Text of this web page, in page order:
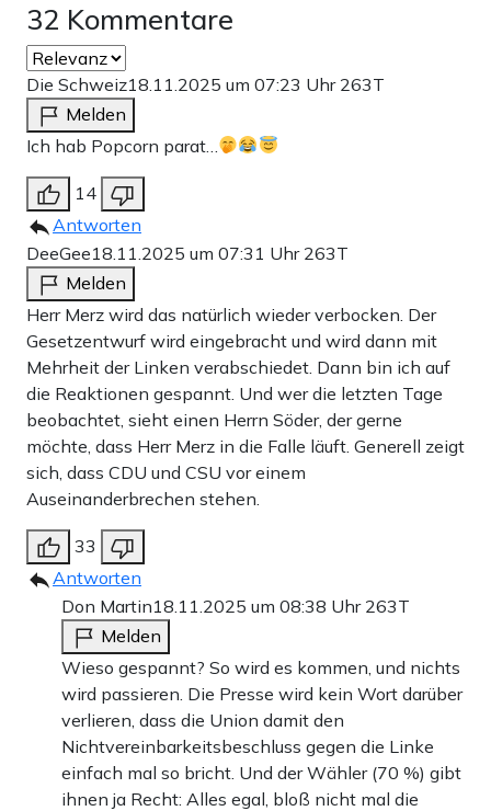
32 Kommentare
Die Schweiz18.11.2025 um 07:23 Uhr 263T
Melden
Ich hab Popcorn parat…
14
Antworten
DeeGee18.11.2025 um 07:31 Uhr 263T
Melden
Herr Merz wird das natürlich wieder verbocken. Der
Gesetzentwurf wird eingebracht und wird dann mit
Mehrheit der Linken verabschiedet. Dann bin ich auf
die Reaktionen gespannt. Und wer die letzten Tage
beobachtet, sieht einen Herrn Söder, der gerne
möchte, dass Herr Merz in die Falle läuft. Generell zeigt
sich, dass CDU und CSU vor einem
Auseinanderbrechen stehen.
33
Antworten
Don Martin18.11.2025 um 08:38 Uhr 263T
Melden
Wieso gespannt? So wird es kommen, und nichts
wird passieren. Die Presse wird kein Wort darüber
verlieren, dass die Union damit den
Nichtvereinbarkeitsbeschluss gegen die Linke
einfach mal so bricht. Und der Wähler (70 %) gibt
ihnen ja Recht: Alles egal, bloß nicht mal die